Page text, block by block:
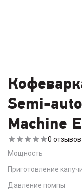
Semi-
Machine
0 отзывов
Мощность
Приготовление
Давление помпы